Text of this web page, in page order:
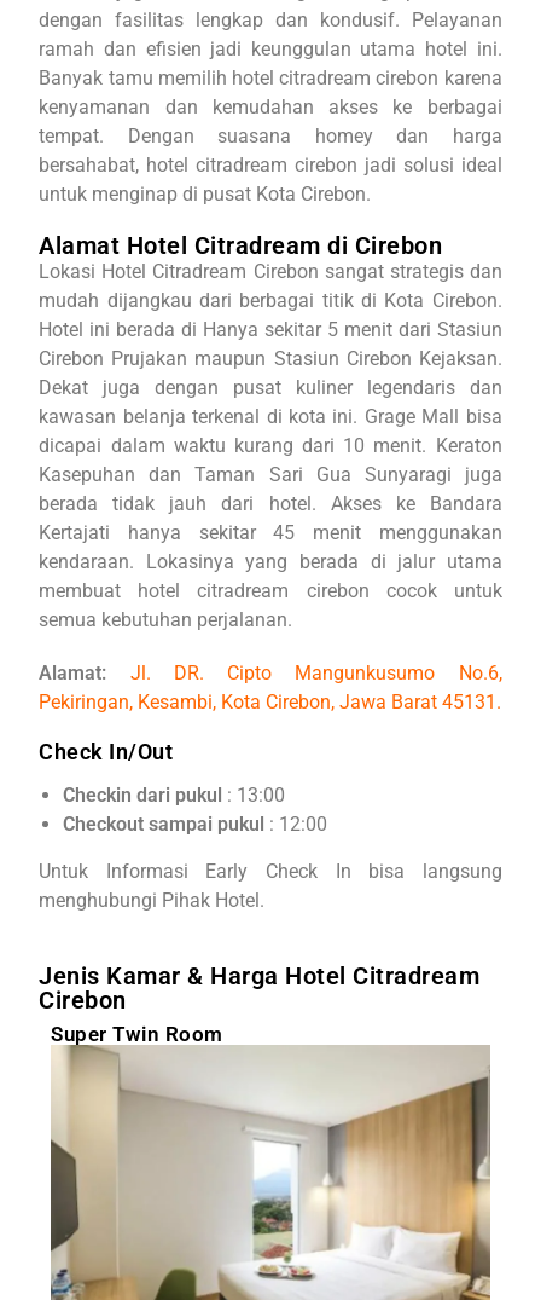
dengan fasilitas lengkap dan kondusif. Pelayanan
ramah dan efisien jadi keunggulan utama hotel ini.
Banyak tamu memilih hotel citradream cirebon karena
kenyamanan dan kemudahan akses ke berbagai
tempat. Dengan suasana homey dan harga
bersahabat, hotel citradream cirebon jadi solusi ideal
untuk menginap di pusat Kota Cirebon.
Alamat Hotel Citradream di Cirebon
Lokasi Hotel Citradream Cirebon sangat strategis dan
mudah dijangkau dari berbagai titik di Kota Cirebon.
Hotel ini berada di Hanya sekitar 5 menit dari Stasiun
Cirebon Prujakan maupun Stasiun Cirebon Kejaksan.
Dekat juga dengan pusat kuliner legendaris dan
kawasan belanja terkenal di kota ini. Grage Mall bisa
dicapai dalam waktu kurang dari 10 menit. Keraton
Kasepuhan dan Taman Sari Gua Sunyaragi juga
berada tidak jauh dari hotel. Akses ke Bandara
Kertajati hanya sekitar 45 menit menggunakan
kendaraan. Lokasinya yang berada di jalur utama
membuat hotel citradream cirebon cocok untuk
semua kebutuhan perjalanan.
Alamat: Jl. DR. Cipto Mangunkusumo No.6,
Pekiringan, Kesambi, Kota Cirebon, Jawa Barat 45131.
Check In/Out
Checkin dari pukul : 13:00
Checkout sampai pukul : 12:00
Untuk Informasi Early Check In bisa langsung
menghubungi Pihak Hotel.
Jenis Kamar & Harga Hotel Citradream
Cirebon
Super Twin Room